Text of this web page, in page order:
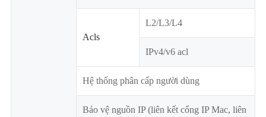
Acls
L2/L3/L4
IPv4/v6 acl
Hệ thống phân cấp người dùng
Bảo vệ nguồn IP (liên kết cổng IP Mac, liên